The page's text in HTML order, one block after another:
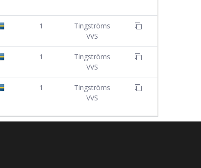
1
Tingströms
VVS
1
Tingströms
VVS
1
Tingströms
VVS